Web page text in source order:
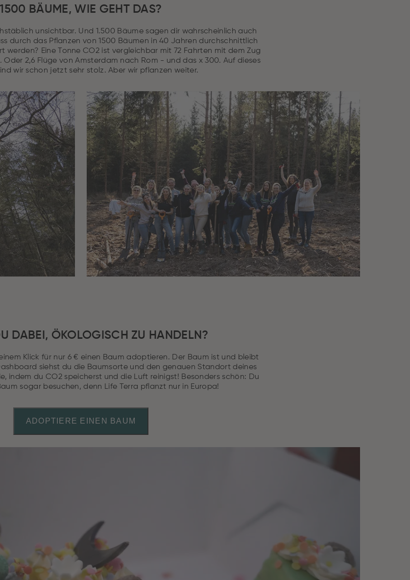
1500 BÄUME, WIE GEHT DAS?
unsichtbar. Und 1.500 Bäume sagen dir wahrscheinlich auch
durch das Pflanzen von 1500 Bäumen in 40 Jahren durchschnittlich
werden? Eine Tonne CO2 ist vergleichbar mit 72 Fahrten mit dem Zug
Oder 2,6 Flüge von Amsterdam nach Rom - und das x 300. Auf dieses
wir schon jetzt sehr stolz. Aber wir pflanzen weiter.
DABEI, ÖKOLOGISCH ZU HANDELN?
Klick für nur 6 € einen Baum adoptieren. Der Baum ist und bleibt
siehst du die Baumsorte und den genauen Standort deines
indem du CO2 speicherst und die Luft reinigst! Besonders schön: Du
sogar besuchen, denn Life Terra pflanzt nur in Europa!
ADOPTIERE EINEN BAUM